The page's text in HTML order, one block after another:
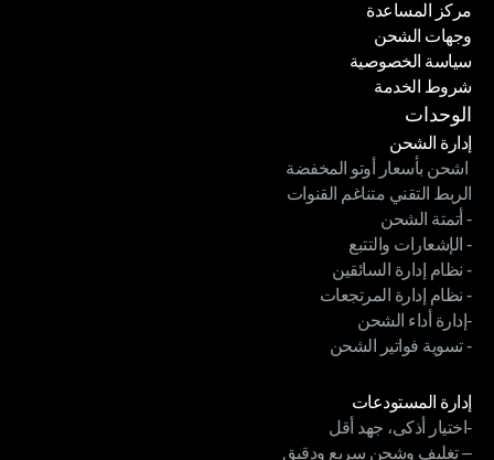
أخبار أوتو
مركز المساعدة
مركز المساعدة
وجهات الشحن
وجهات الشحن
سياسة الخصوصية
سياسة الخصوصية
شروط الخدمة
شروط الخدمة
الوحدات
إدارة الشحن
إدارة الشحن
اشحن بأسعار أوتو المخفضة
اشحن بأسعار أوتو المخفضة
الربط التقني متناغم القنوات
الربط التقني متناغم القنوات
- أتمتة الشحن
- أتمتة الشحن
- الإشعارات والتتبع
- الإشعارات والتتبع
- نظام إدارة السائقين
- نظام إدارة السائقين
- نظام إدارة المرتجعات
- نظام إدارة المرتجعات
-إدارة أداء الشحن
-إدارة أداء الشحن
- تسوية فواتير الشحن
إدارة المستودعات
إدارة المستودعات
-اختيار أذكى، جهد أقل
-اختيار أذكى، جهد أقل
– تغليف وشحن سريع ودقيق